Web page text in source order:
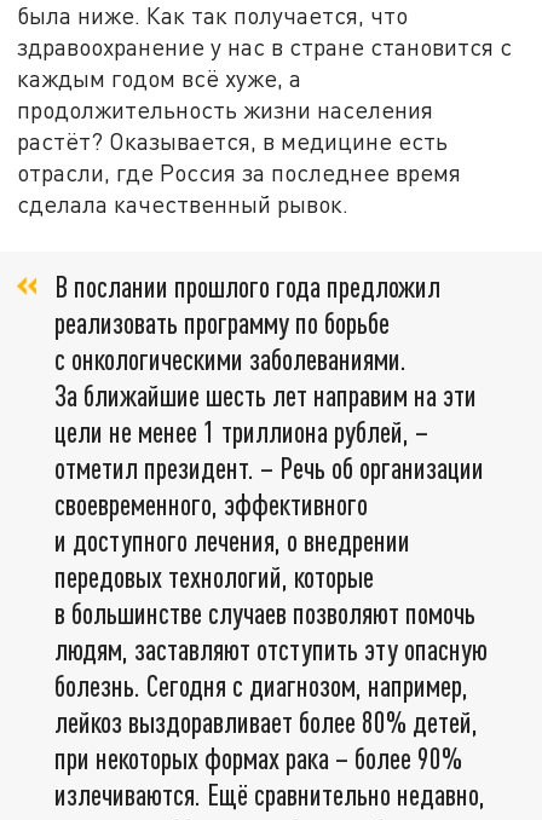
была ниже. Как так получается, что
здравоохранение у нас в стране становится с
каждым годом всё хуже, а
продолжительность жизни населения
растёт? Оказывается, в медицине есть
отрасли, где Россия за последнее время
сделала качественный рывок.
В послании прошлого года предложил
реализовать программу по борьбе
с онкологическими заболеваниями.
За ближайшие шесть лет направим на эти
цели не менее 1 триллиона рублей, –
отметил президент. – Речь об организации
своевременного, эффективного
и доступного лечения, о внедрении
передовых технологий, которые
в большинстве случаев позволяют помочь
людям, заставляют отступить эту опасную
болезнь. Сегодня с диагнозом, например,
лейкоз выздоравливает более 80% детей,
при некоторых формах рака – более 90%
излечиваются. Ещё сравнительно недавно,